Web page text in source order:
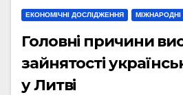
ЕКОНОМІЧНІ ДОСЛІДЖЕННЯ
Головні причини
зайнятості
у Литві